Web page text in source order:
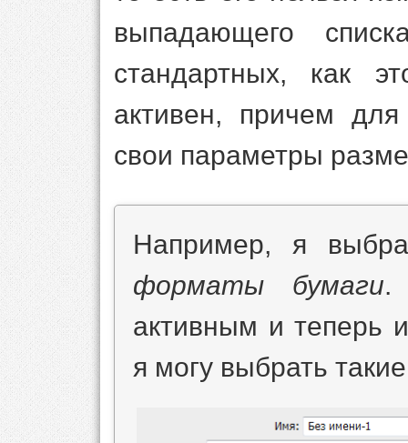
выпадающего
стандартных, как
активен, причем
свои параметры
Например, я
форматы бумаги.
активным и теперь
я могу выбрать